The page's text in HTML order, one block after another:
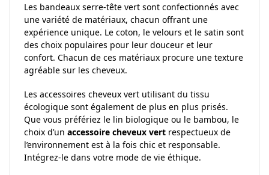
Les bandeaux serre-tête vert sont confectionnés avec
une variété de matériaux, chacun offrant une
expérience unique. Le coton, le velours et le satin sont
des choix populaires pour leur douceur et leur
confort. Chacun de ces matériaux procure une texture
agréable sur les cheveux.
Les accessoires cheveux vert utilisant du tissu
écologique sont également de plus en plus prisés.
Que vous préfériez le lin biologique ou le bambou, le
choix d’un accessoire cheveux vert respectueux de
l’environnement est à la fois chic et responsable.
Intégrez-le dans votre mode de vie éthique.